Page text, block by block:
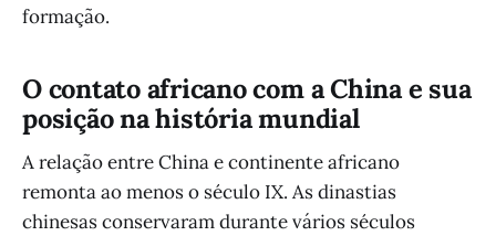
formação.
O contato africano com a China e sua
posição na história mundial
A relação entre China e continente africano
remonta ao menos o século IX. As dinastias
chinesas conservaram durante vários séculos